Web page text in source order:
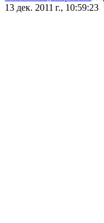
13 дек. 2011 г., 10:59:23